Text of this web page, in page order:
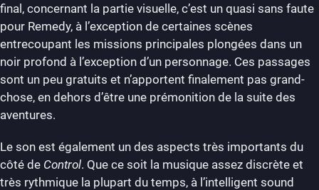
final, concernant la partie visuelle, c’est un quasi sans faute
pour Remedy, à l’exception de certaines scènes
entrecoupant les missions principales plongées dans un
noir profond à l’exception d’un personnage. Ces passages
sont un peu gratuits et n’apportent finalement pas grand-
chose, en dehors d’être une prémonition de la suite des
aventures.
Le son est également un des aspects très importants du
côté de Control. Que ce soit la musique assez discrète et
très rythmique la plupart du temps, à l’intelligent sound